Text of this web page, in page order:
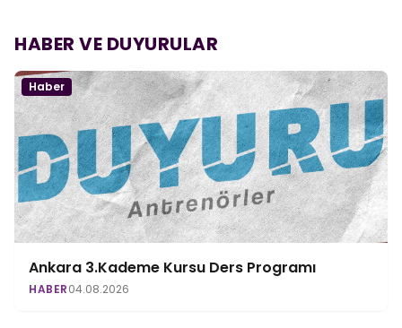
HABER VE DUYURULAR
Haber
Ankara 3.Kademe Kursu Ders Programı
HABER04.08.2026